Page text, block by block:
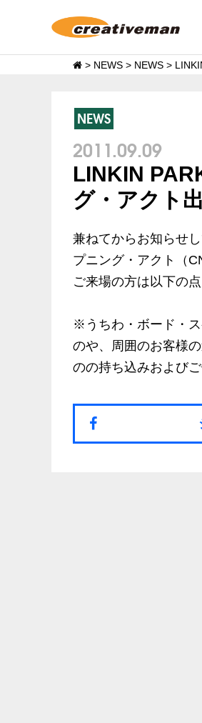
> NEWS > NEWS >
NEWS
2011.09.09
LINKIN
グ・アクト
兼ねてからお知らせ
プニング・アクト（
ご来場の方は以下の
※うちわ・ボード・
のや、周囲のお客様
のの持ち込みおよび